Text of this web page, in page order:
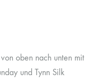
oben nach unten mit
und Tynn Silk